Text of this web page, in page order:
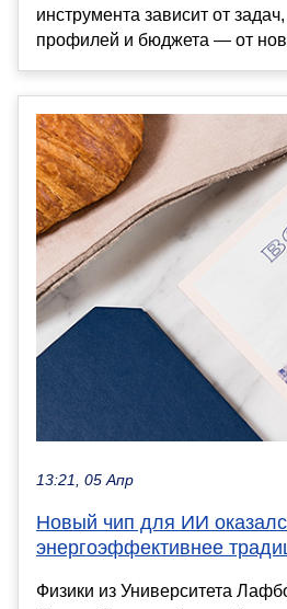
инструмента зависит от
профилей и бюджета — от
13:21, 05 Апр
Новый чип для ИИ
энергоэффективнее
Физики из Университета